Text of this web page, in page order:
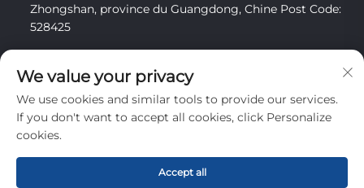
Zhongshan, province du Guangdong, Chine Post Code:
528425
[email protected]
Politique de confidentialité
We value your privacy
We use cookies and similar tools to provide our services.
If you don't want to accept all cookies, click Personalize
cookies.
Accept all